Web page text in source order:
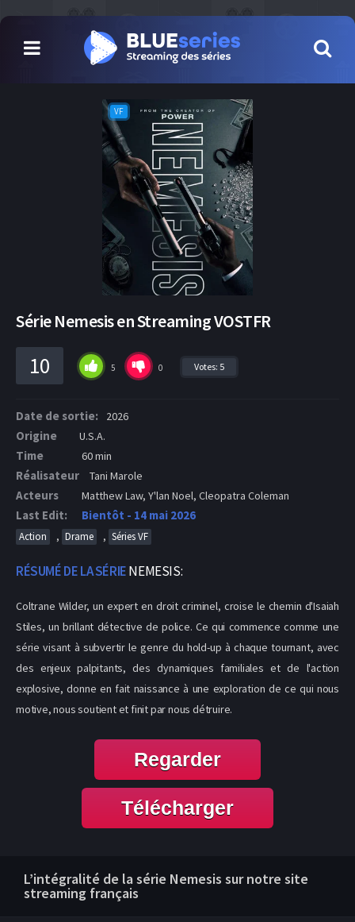
VF
Série Nemesis en Streaming VOSTFR
10 5 0 Votes: 5
Date de sortie: 2026
Origine U.S.A.
Time 60 min
Réalisateur Tani Marole
Acteurs Matthew Law, Y'lan Noel, Cleopatra Coleman
Last Edit: Bientôt - 14 mai 2026
Action , Drame , Séries VF
RÉSUMÉ DE LA SÉRIENEMESIS:
Coltrane Wilder, un expert en droit criminel, croise le chemin d'Isaiah
Stiles, un brillant détective de police. Ce qui commence comme une
série visant à subvertir le genre du hold-up à chaque tournant, avec
des enjeux palpitants, des dynamiques familiales et de l'action
explosive, donne en fait naissance à une exploration de ce qui nous
motive, nous soutient et finit par nous détruire.
Regarder
Télécharger
L’intégralité de la série Nemesis sur notre site
streaming français